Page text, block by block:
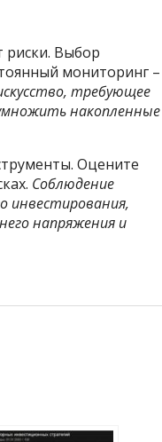
риски. Выбор
мониторинг –
требующее
накопленные
Оцените
Соблюдение
инвестирования,
напряжения и